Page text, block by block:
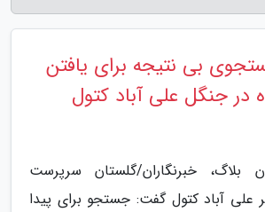
بی نتیجه برای یافتن
در جنگل علی آباد کتول
بلاگ، خبرنگاران/گلستان سرپرست
آباد کتول گفت: جستجو برای پیدا